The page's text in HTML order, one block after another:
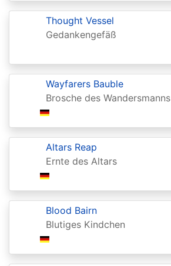
Invocations
Antiquities
Arabian
Promos
Avacyn
Restored
Baldurs
Gate:
Commander
Baldurs
Gate:
Thought Vessel
Gedankengefäß
Wayfarers Bauble
Brosche des Wandersmanns
Altars Reap
Ernte des Altars
Blood Bairn
Blutiges Kindchen